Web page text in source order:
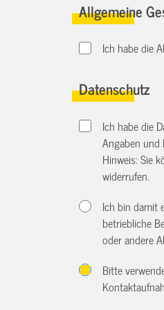
Allgemeine
Ich habe die
Datenschutz
Ich habe die
Angaben
Hinweis: Sie
widerrufen.
Ich bin damit
betriebliche
oder andere
Bitte